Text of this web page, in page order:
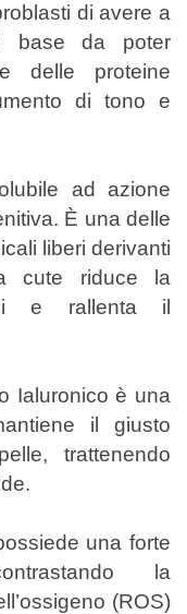
di avere a
base da poter
delle proteine
di tono e
ad azione
È una delle
liberi derivanti
cute riduce la
e rallenta il
Ialuronico è una
il giusto
trattenendo
una forte
la
(ROS)